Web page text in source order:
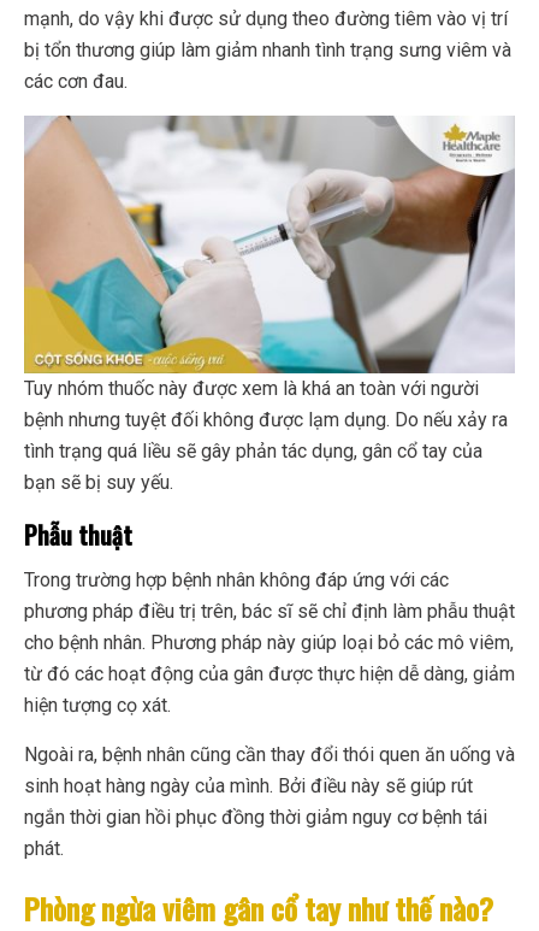
mạnh, do vậy khi được sử dụng theo đường tiêm vào vị trí
bị tổn thương giúp làm giảm nhanh tình trạng sưng viêm và
các cơn đau.
Tuy nhóm thuốc này được xem là khá an toàn với người
bệnh nhưng tuyệt đối không được lạm dụng. Do nếu xảy ra
tình trạng quá liều sẽ gây phản tác dụng, gân cổ tay của
bạn sẽ bị suy yếu.
Phẫu thuật
Trong trường hợp bệnh nhân không đáp ứng với các
phương pháp điều trị trên, bác sĩ sẽ chỉ định làm phẫu thuật
cho bệnh nhân. Phương pháp này giúp loại bỏ các mô viêm,
từ đó các hoạt động của gân được thực hiện dễ dàng, giảm
hiện tượng cọ xát.
Ngoài ra, bệnh nhân cũng cần thay đổi thói quen ăn uống và
sinh hoạt hàng ngày của mình. Bởi điều này sẽ giúp rút
ngắn thời gian hồi phục đồng thời giảm nguy cơ bệnh tái
phát.
Phòng ngừa viêm gân cổ tay như thế nào?